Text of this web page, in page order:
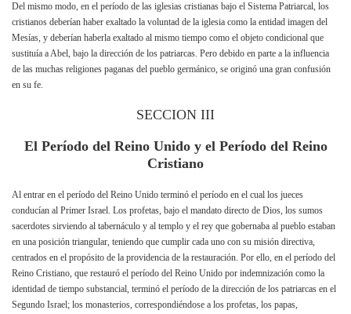
Del mismo modo, en el período de las iglesias cristianas bajo el Sistema Patriarcal, los
cristianos deberían haber exaltado la voluntad de la iglesia como la entidad imagen del
Mesías, y deberían haberla exaltado al mismo tiempo como el objeto condicional que
sustituía a Abel, bajo la dirección de los patriarcas. Pero debido en parte a la influencia
de las muchas religiones paganas del pueblo germánico, se originó una gran confusión
en su fe.
SECCION III
El Período del Reino Unido y el Período del Reino
Cristiano
Al entrar en el período del Reino Unido terminó el período en el cual los jueces
conducían al Primer Israel. Los profetas, bajo el mandato directo de Dios, los sumos
sacerdotes sirviendo al tabernáculo y al templo y el rey que gobernaba al pueblo estaban
en una posición triangular, teniendo que cumplir cada uno con su misión directiva,
centrados en el propósito de la providencia de la restauración. Por ello, en el período del
Reino Cristiano, que restauró el período del Reino Unido por indemnización como la
identidad de tiempo substancial, terminó el período de la dirección de los patriarcas en el
Segundo Israel; los monasterios, correspondiéndose a los profetas, los papas,